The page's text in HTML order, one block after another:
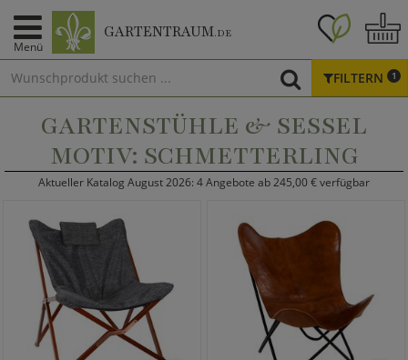
Menü
GARTENTRAUM.DE
FILTERN 1
GARTENSTÜHLE & SESSEL
MOTIV: SCHMETTERLING
Aktueller Katalog August 2026: 4 Angebote ab 245,00 € verfügbar